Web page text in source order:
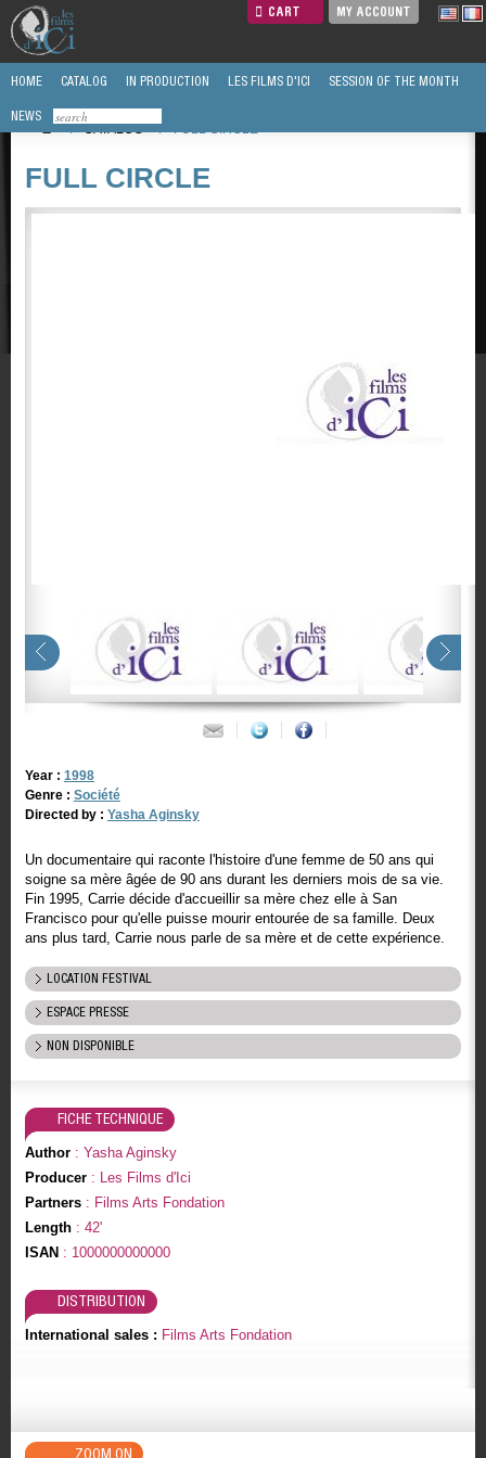
CART MY ACCOUNT
HOME CATALOG IN PRODUCTION LES FILMS D'ICI SESSION OF THE MONTH
NEWS
/
CATALOG / FULL CIRCLE
FULL CIRCLE
Year : 1998
Genre : Société
Directed by : Yasha Aginsky
Un documentaire qui raconte l'histoire d'une femme de 50 ans qui
soigne sa mère âgée de 90 ans durant les derniers mois de sa vie.
Fin 1995, Carrie décide d'accueillir sa mère chez elle à San
Francisco pour qu'elle puisse mourir entourée de sa famille. Deux
ans plus tard, Carrie nous parle de sa mère et de cette expérience.
LOCATION FESTIVAL
ESPACE PRESSE
NON DISPONIBLE
FICHE TECHNIQUE
Author: Yasha Aginsky
Producer: Les Films d'Ici
Partners: Films Arts Fondation
Length: 42'
ISAN : 1000000000000
DISTRIBUTION
International sales : Films Arts Fondation
ZOOM ON